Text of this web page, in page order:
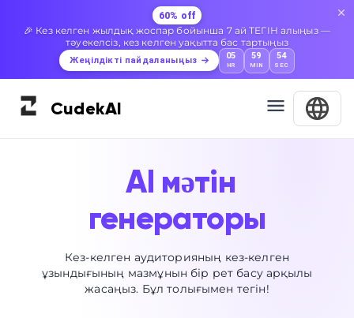
60% off
🎉 Кез келген жылдық жоспар бойынша 7 ай ТЕГІН алыңыз —
тәуекелсіз, кез келген уақытта бас тартыңыз
Жеңілдікті пайдаланыңыз 05
HR
59
MIN
54
SEC
CudekAI
AI мәтін
генераторы
Кез-келген аудиторияның кез-келген
ұзындығының мазмұнын бір рет басу арқылы
жасаңыз. Бұл толығымен тегін!